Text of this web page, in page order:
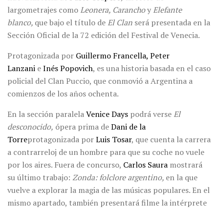
largometrajes comoLeonera, CaranchoyElefante
blanco, que bajo el título deEl Clan será presentada en la
Sección Oficial de la 72 edición del Festival de Venecia.
Protagonizada por Guillermo Francella, Peter
Lanzani eInés Popovich, es una historia basada en el caso
policial del Clan Puccio, que conmovió a Argentina a
comienzos de los años ochenta.
En la sección paralelaVenice Days podrá verseEl
desconocido, ópera prima deDani de la
Torreprotagonizada porLuis Tosar, que cuenta la carrera
a contrarreloj de un hombre para que su coche no vuele
por los aires. Fuera de concurso, Carlos Saura mostrará
su último trabajo: Zonda: folclore argentino, en la que
vuelve a explorar la magia de las músicas populares. En el
mismo apartado, también presentará filme la intérprete